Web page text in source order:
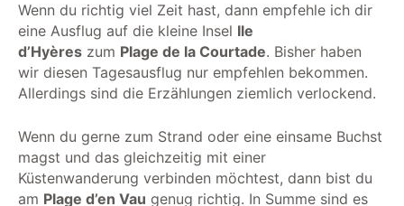
Wenn du richtig viel Zeit hast, dann empfehle ich dir
eine Ausflug auf die kleine Insel Ile
d’Hyères zum Plage de la Courtade. Bisher haben
wir diesen Tagesausflug nur empfehlen bekommen.
Allerdings sind die Erzählungen ziemlich verlockend.
Wenn du gerne zum Strand oder eine einsame Buchst
magst und das gleichzeitig mit einer
Küstenwanderung verbinden möchtest, dann bist du
am Plage d’en Vau genug richtig. In Summe sind es